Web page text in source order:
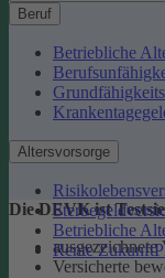
Beruf
Betriebliche
Altersvorsorge
Betriebliche
Rente
Die DEVK ist
Versicherte